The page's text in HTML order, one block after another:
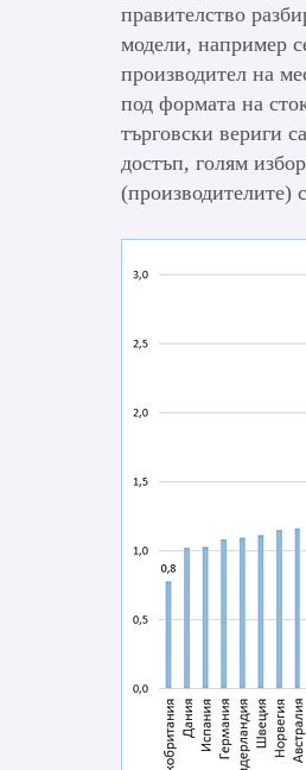
правителство
модели, например
производител на
под формата на
търговски вериги
достъп, голям
(производителите)